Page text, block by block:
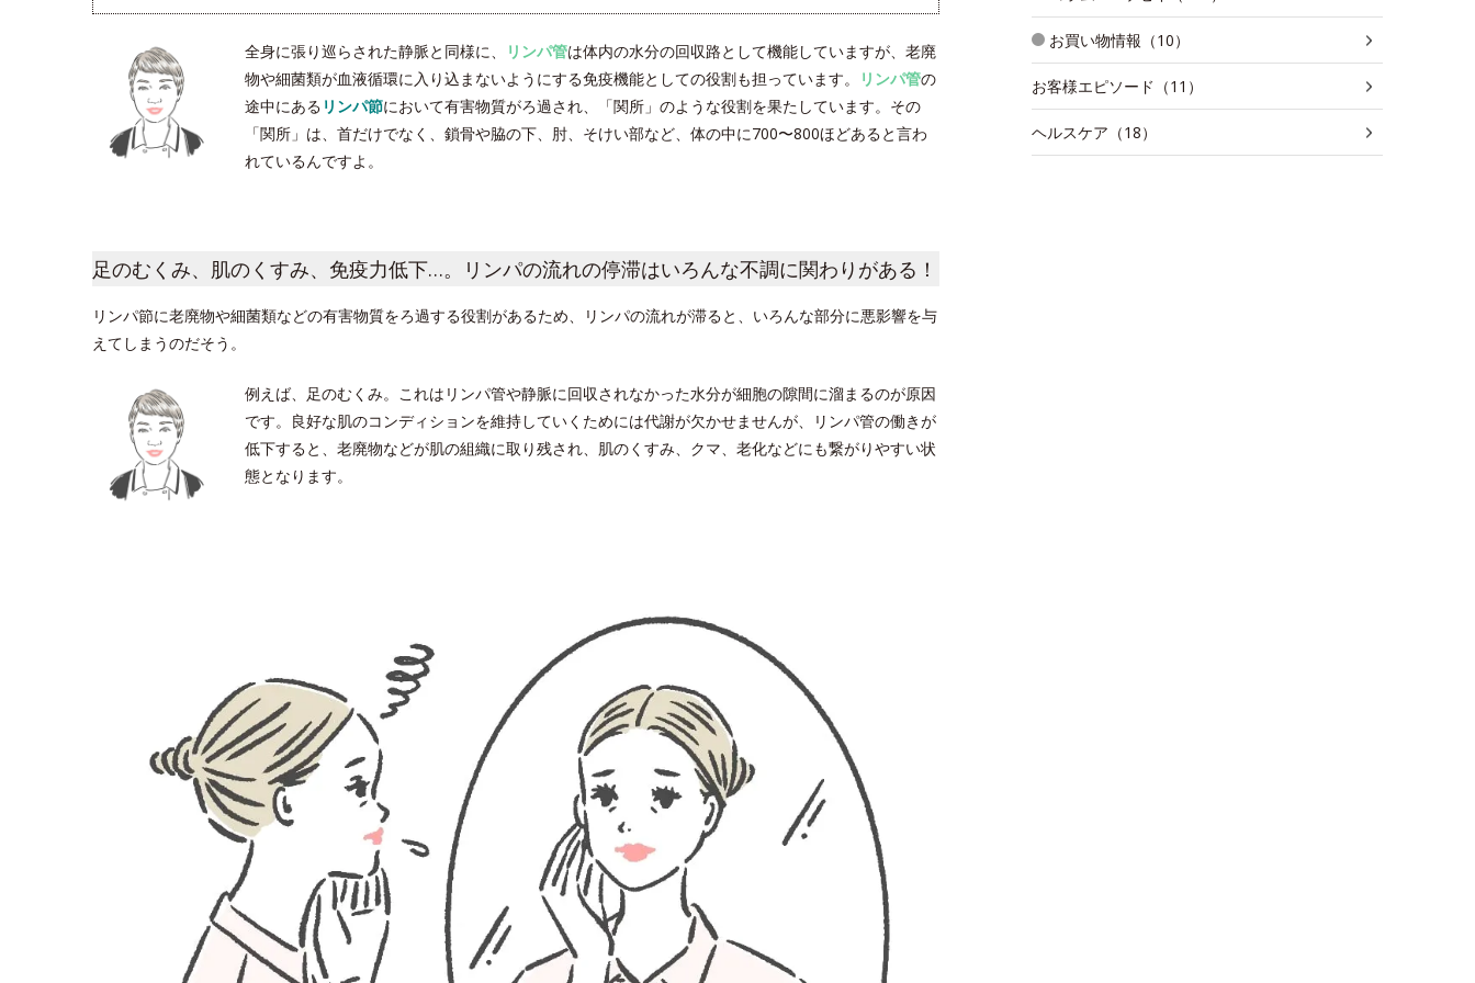
全身に張り巡らされた静脈と同様に、 リンパ管は体内の水分の回収路として機能していますが、老廃
物や細菌類が血液循環に入り込まないようにする免疫機能としての役割も担っています。
リンパ管の
途中にある リンパ節において有害物質がろ過され、「関所」のような役割を果たしています。その
「関所」は、首だけでなく、鎖骨や脇の下、肘、そけい部など、体の中に700〜800ほどあると言わ
れているんですよ。
足のむくみ、肌のくすみ、免疫力低下…。リンパの流れの停滞はいろんな不調に関わりがある！
リンパ節に老廃物や細菌類などの有害物質をろ過する役割があるため、リンパの流れが滞ると、いろんな部分に悪影響を与
えてしまうのだそう。
例えば、足のむくみ。これはリンパ管や静脈に回収されなかった水分が細胞の隙間に溜まるのが原因
です。良好な肌のコンディションを維持していくためには代謝が欠かせませんが、リンパ管の働きが
低下すると、老廃物などが肌の組織に取り残され、肌のくすみ、クマ、老化などにも繋がりやすい状
態となります。
お買い物情報（10）
お客様エピソード（11）
ヘルスケア（18）